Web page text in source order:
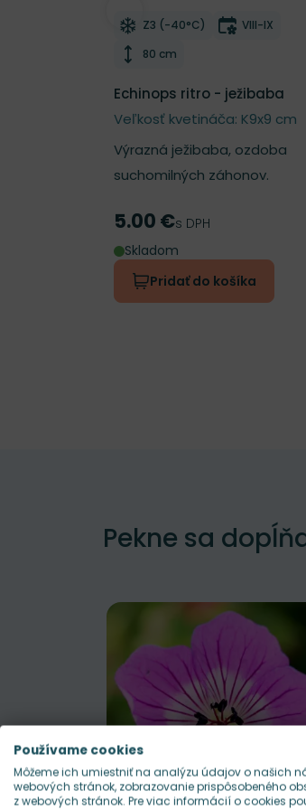
Odober do zoznamu želaní
Mrazuvzdornosť
Z3 (-40°C) Doba
VIII-IX
Výška rastliny
80 cm
Echinops ritro - ježibaba
Veľkosť kvetináča: K9x9 cm
Výrazná ježibaba, ozdoba
suchomilných záhonov.
Cena
5.00 €s DPH
Skladom
Pridať do košíka
Pekne sa
Používame cookies
Môžeme ich umiestniť na analýzu údajov o našich
webových stránok, zobrazovanie prispôsobeného
z webových stránok. Pre viac informácií o cookies